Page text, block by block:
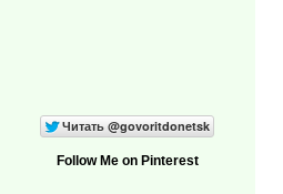
Follow Me on Pinterest